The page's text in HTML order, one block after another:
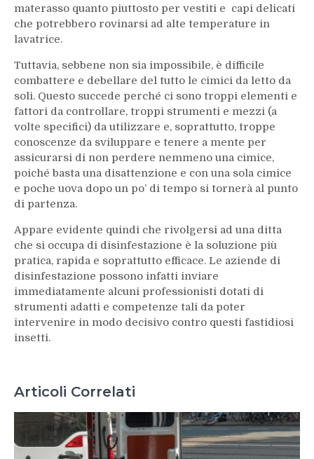
materasso quanto piuttosto per vestiti e capi delicati
che potrebbero rovinarsi ad alte temperature in
lavatrice.
Tuttavia, sebbene non sia impossibile, è difficile
combattere e debellare del tutto le cimici da letto da
soli. Questo succede perché ci sono troppi elementi e
fattori da controllare, troppi strumenti e mezzi (a
volte specifici) da utilizzare e, soprattutto, troppe
conoscenze da sviluppare e tenere a mente per
assicurarsi di non perdere nemmeno una cimice,
poiché basta una disattenzione e con una sola cimice
e poche uova dopo un po’ di tempo si tornerà al punto
di partenza.
Appare evidente quindi che rivolgersi ad una ditta
che si occupa di disinfestazione è la soluzione più
pratica, rapida e soprattutto efficace. Le aziende di
disinfestazione possono infatti inviare
immediatamente alcuni professionisti dotati di
strumenti adatti e competenze tali da poter
intervenire in modo decisivo contro questi fastidiosi
insetti.
Articoli Correlati